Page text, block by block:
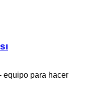
equipo para hacer